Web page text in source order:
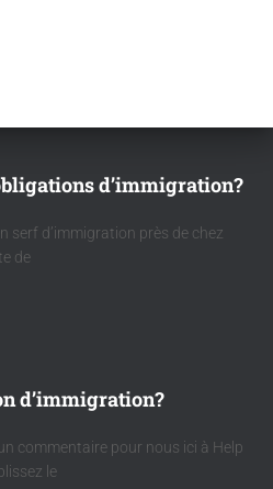
d’immigration?
serf d’immigration près de chez
de
d’immigration?
commentaire pour nous ici à Help
le